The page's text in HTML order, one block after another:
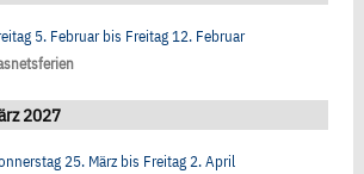
5. Februarbis Freitag 12. Februar
2027
25. Märzbis Freitag 2. April